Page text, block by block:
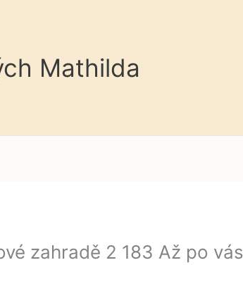
Mathilda
zahradě 2 183 Až po vás